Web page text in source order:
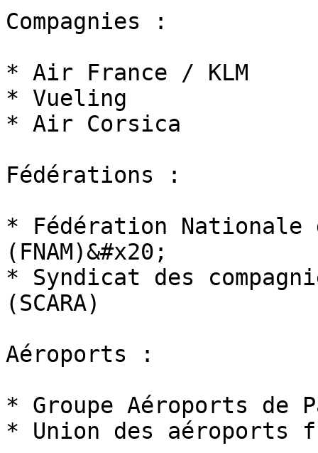
Compagnies :
* Air France / KLM
* Vueling
* Air Corsica
Fédérations :
* Fédération Nationale
(FNAM)&#x20;
* Syndicat des
(SCARA)
Aéroports :
* Groupe Aéroports de
* Union des aéroports